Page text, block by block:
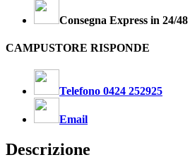
Consegna Express in 24/
CAMPUSTORE RISPONDE
Telefono 0424 252925
Email
Descrizione